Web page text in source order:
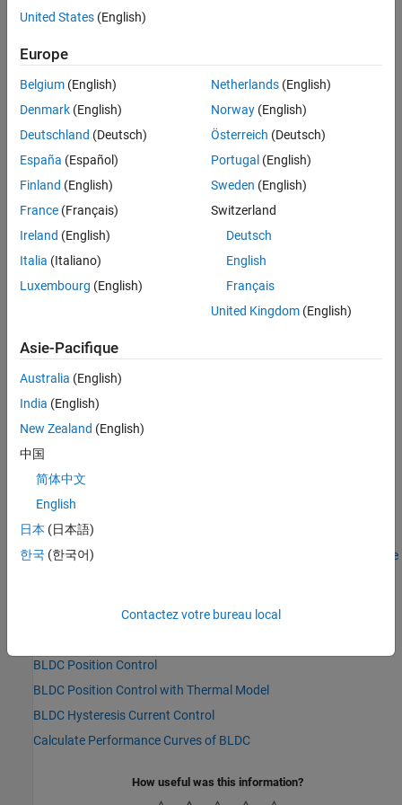
Simulation Results from Simscape Logging
test and the phase currents in the electric drive.
See Also
BLDC|Converter (Three-Phase)
Two-Pulse Gate
BLDC Position Control
BLDC Position Control with Thermal Model
BLDC Hysteresis Current Control
Calculate Performance Curves of BLDC
How useful was this information?
United States (English)
Europe
Belgium (English)
Denmark (English)
Deutschland (Deutsch)
España (Español)
Finland (English)
France (Français)
Ireland (English)
Italia (Italiano)
Luxembourg (English)
Netherlands(English)
Norway(English)
Österreich (Deutsch)
Portugal (English)
Sweden (English)
Switzerland
Deutsch
English
Français
United Kingdom(English)
Asie-Pacifique
Australia (English)
India (English)
New Zealand (English)
中国
简体中文
English
日本 (日本語)
한국 (한국어)
Contactez votre bureau local